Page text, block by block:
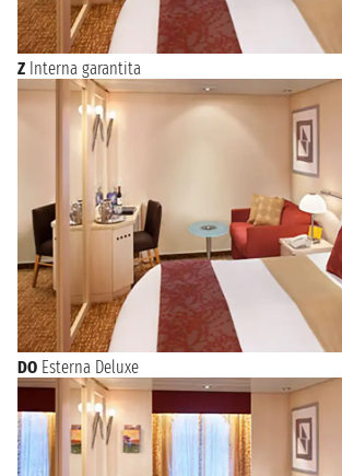
Z Interna garantita
DO Esterna Deluxe